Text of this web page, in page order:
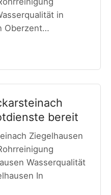
in
Oberzent…
bereit
Ziegelhausen
Wasserqualität
In